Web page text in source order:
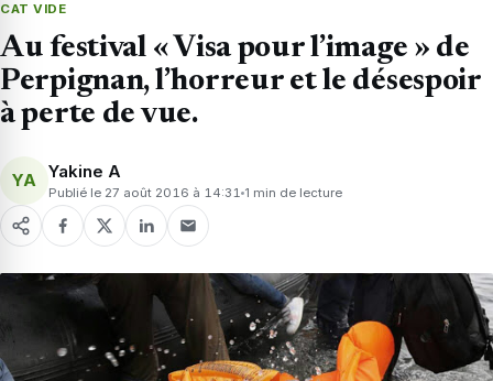
CAT VIDE
Au festival « Visa pour l’image » de
Perpignan, l’horreur et le désespoir
à perte de vue.
YA Yakine A
Publié le 27 août 2016 à 14:31 1 min de lecture